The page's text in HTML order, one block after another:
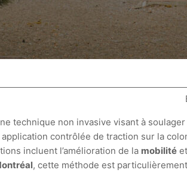
technique non invasive visant à
application contrôlée de traction sur la
incluent l’amélioration de la mobilitéet
, cette méthode est